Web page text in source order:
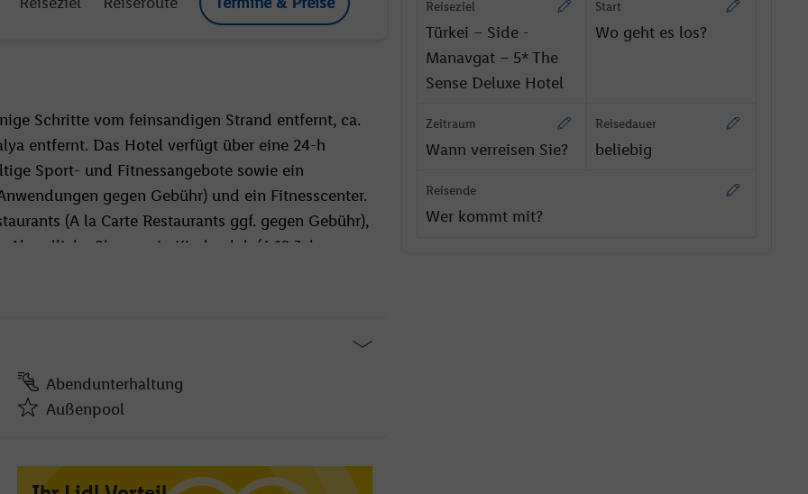
Schritte vom feinsandigen Strand entfernt, ca.
entfernt. Das Hotel verfügt über eine 24-h
Sport- und Fitnessangebote sowie ein
gegen Gebühr) und ein Fitnesscenter.
(A la Carte Restaurants ggf. gegen Gebühr),
Shows, ein Kinderclub (4-12 Jahre,
WLAN inklusive.
Abendunterhaltung
Außenpool
Reiseziel
Türkei – Side -
Manavgat – 5* The
Sense Deluxe Hotel
Start
Wo geht es los?
Zeitraum
Wann verreisen Sie?
Reisedauer
beliebig
Reisende
Wer kommt mit?